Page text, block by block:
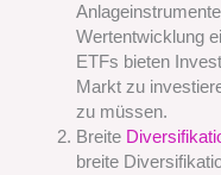
Wertentwicklung
ETFs bieten
Markt zu
zu müssen.
Breite
breite